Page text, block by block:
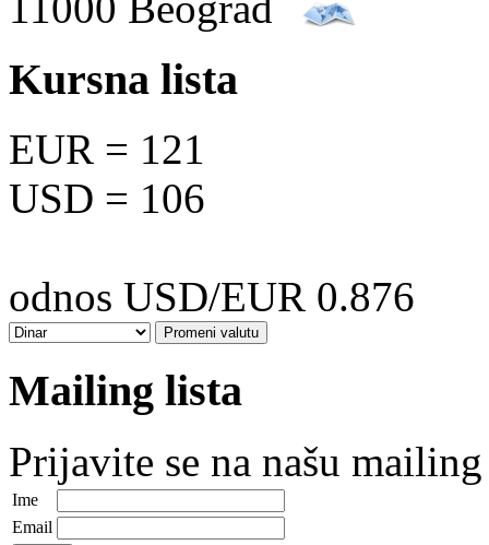
Kursna lista
EUR = 121
USD = 106
odnos USD/EUR 0.876
Mailing lista
Prijavite se na našu
Ime
Email